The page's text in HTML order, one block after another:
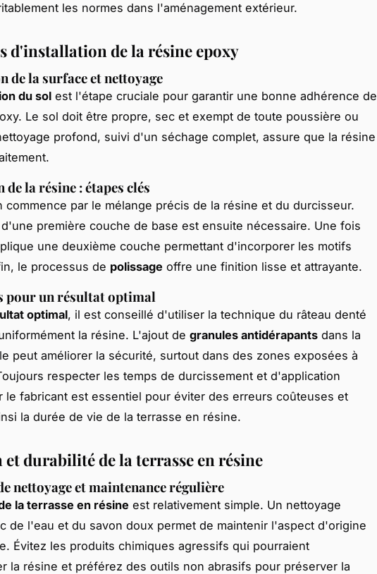
les normes dans l'aménagement extérieur.
d'installation de la résine epoxy
de la surface et nettoyage
du sol est l'étape cruciale pour garantir une bonne adhérence de
Le sol doit être propre, sec et exempt de toute poussière ou
profond, suivi d'un séchage complet, assure que la résine
la résine : étapes clés
commence par le mélange précis de la résine et du durcisseur.
première couche de base est ensuite nécessaire. Une fois
une deuxième couche permettant d'incorporer les motifs
le processus de polissage offre une finition lisse et attrayante.
pour un résultat optimal
optimal, il est conseillé d'utiliser la technique du râteau denté
la résine. L'ajout de granules antidérapants dans la
peut améliorer la sécurité, surtout dans des zones exposées à
respecter les temps de durcissement et d'application
le fabricant est essentiel pour éviter des erreurs coûteuses et
la durée de vie de la terrasse en résine.
durabilité de la terrasse en résine
nettoyage et maintenance régulière
la terrasse en résine est relativement simple. Un nettoyage
de l'eau et du savon doux permet de maintenir l'aspect d'origine
Évitez les produits chimiques agressifs qui pourraient
la résine et préférez des outils non abrasifs pour préserver la